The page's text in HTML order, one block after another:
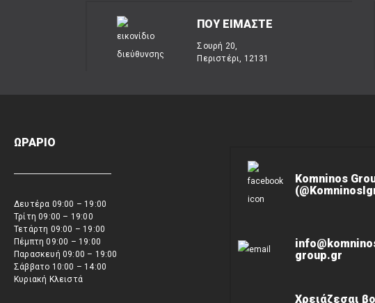
ΠΟΥ ΕΙΜΑΣΤΕ
Σουρή 20,
Περιστέρι, 12131
ΩΡΑΡΙΟ
Δευτέρα 09:00 – 19:00
Τρίτη 09:00 – 19:00
Τετάρτη 09:00 – 19:00
Πέμπτη 09:00 – 19:00
Παρασκευή 09:00 – 19:00
Σάββατο 10:00 – 14:00
Κυριακή Κλειστά
Komninos
group.gr
Χρειάζεσαι